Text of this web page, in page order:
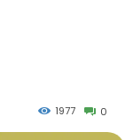
0
1977